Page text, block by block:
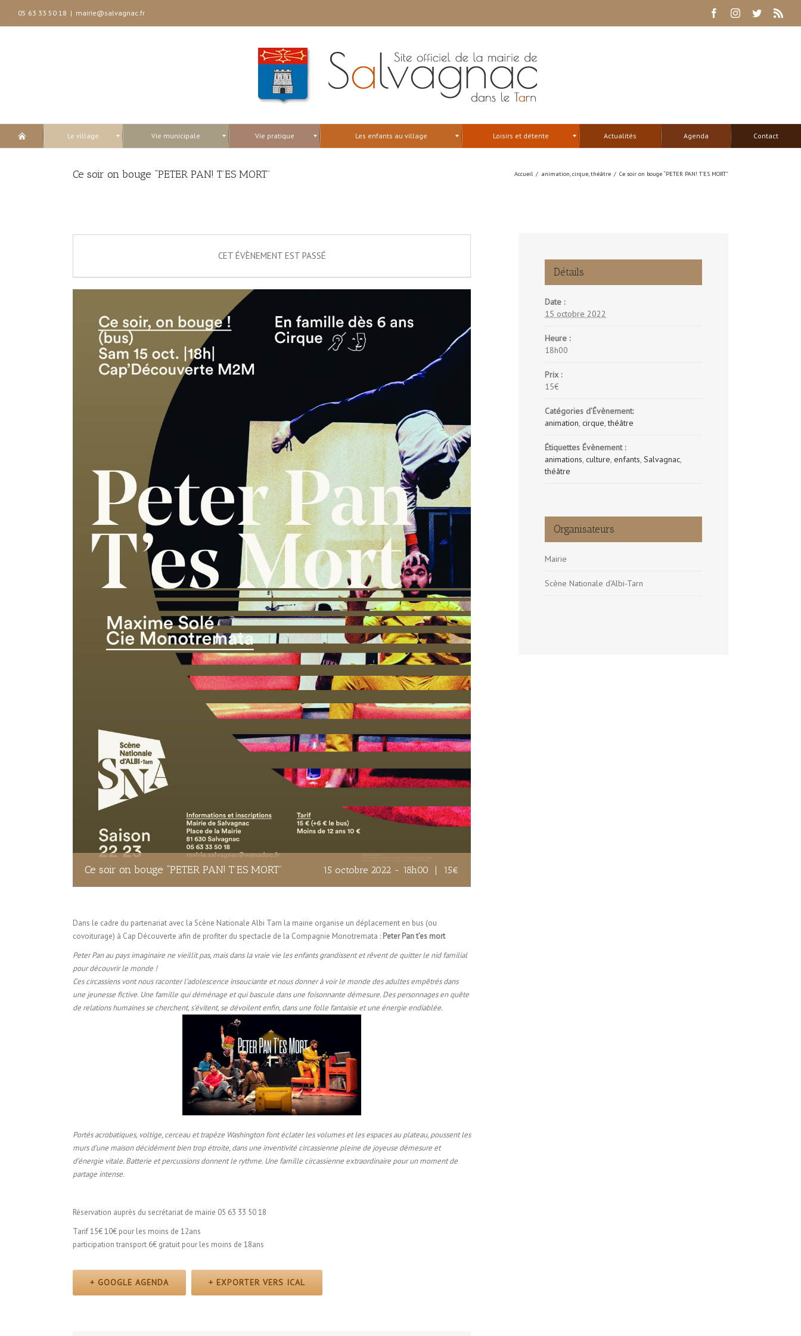
05 63 33 50 18 | mairie@salvagnac.fr FacebookInstagram
Twitter
Le village Vie municipale Vie pratique Les enfants au village Loisirs et détente Actualités Agenda Contact
Ce soir on bouge “PETER PAN! T’ES MORT” Accueil / animation,cirque,théâtre / Ce soir on bouge “PETER PAN! T’ES MORT”
CET ÉVÈNEMENT EST PASSÉ
Ce soir on bouge “PETER PAN! T’ES MORT” 15 octobre 2022 - 18h00 | 15€
Dans le cadre du partenariat avec la Scène Nationale Albi Tarn la mairie organise un déplacement en bus (ou
covoiturage) à Cap Découverte afin de profiter du spectacle de la Compagnie Monotremata : Peter Pan t’es mort
Peter Pan au pays imaginaire ne vieillit pas, mais dans la vraie vie les enfants grandissent et rêvent de quitter le nid familial
pour découvrir le monde !
Ces circassiens vont nous raconter l’adolescence insouciante et nous donner à voir le monde des adultes empêtrés dans
une jeunesse fictive. Une famille qui déménage et qui bascule dans une foisonnante démesure. Des personnages en quête
de relations humaines se cherchent, s’évitent, se dévoilent enfin, dans une folle fantaisie et une énergie endiablée.
Portés acrobatiques, voltige, cerceau et trapèze Washington font éclater les volumes et les espaces au plateau, poussent les
murs d’une maison décidément bien trop étroite, dans une inventivité circassienne pleine de joyeuse démesure et
d’énergie vitale. Batterie et percussions donnent le rythme. Une famille circassienne extraordinaire pour un moment de
partage intense.
Réservation auprès du secrétariat de mairie 05 63 33 50 18
Tarif 15€ 10€ pour les moins de 12ans
participation transport 6€ gratuit pour les moins de 18ans
+ GOOGLE AGENDA + EXPORTER VERS ICAL
Détails
Date :
15 octobre 2022
Heure :
18h00
Prix :
15€
Catégories d’Évènement:
animation, cirque,théâtre
Étiquettes Évènement :
animations, culture, enfants, Salvagnac,
théâtre
Organisateurs
Mairie
Scène Nationale d’Albi-Tarn